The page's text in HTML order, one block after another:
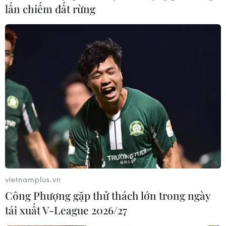
Giá vàng giảm 300.000 đồng mỗi lượng,
USD neo ở mức cao
Sáng nay, giá vàng trong nước giảm mạnh tới 300.000
đồng mỗi lượng theo đà giảm của thế giới, trong khi đó
tỷ giá vẫn tiếp tục đứng ở mức cao.
lấn chiếm đất rừng
vietnamplus.vn
Công Phượng gặp thử thách lớn trong ngày
tái xuất V-League 2026/27